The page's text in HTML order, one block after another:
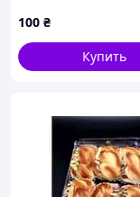
100 ₴
Купить